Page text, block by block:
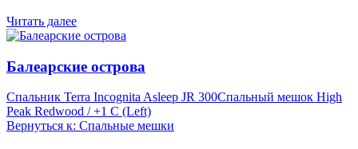
Читать далее
Балеарские острова
Спальник Terra Incognita Asleep JR 300Спальный мешок High
Peak Redwood / +1 C (Left)
Вернуться к: Спальные мешки